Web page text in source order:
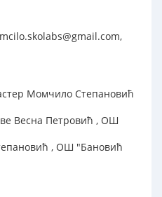
Момчило Степановић
Весна Петровић , ОШ
, ОШ "Бановић